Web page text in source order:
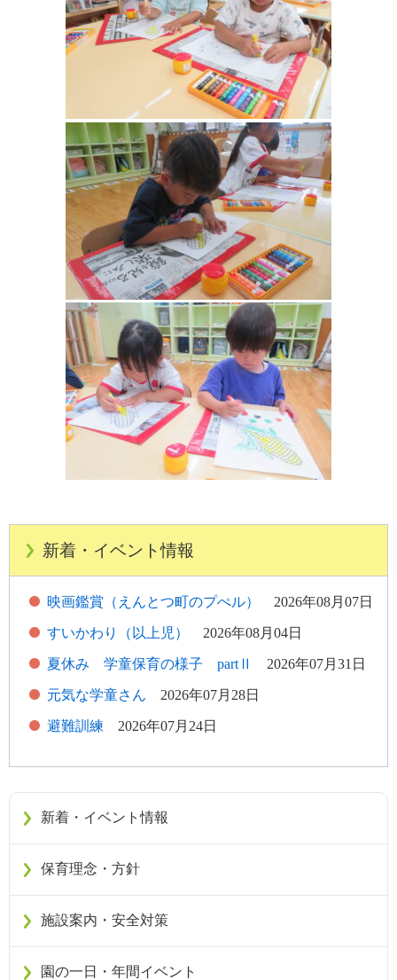
新着・イベント情報
映画鑑賞（えんとつ町のプぺル） 2026年08月07日
すいかわり（以上児） 2026年08月04日
夏休み 学童保育の様子 partⅡ 2026年07月31日
元気な学童さん 2026年07月28日
避難訓練 2026年07月24日
新着・イベント情報
保育理念・方針
施設案内・安全対策
園の一日・年間イベント